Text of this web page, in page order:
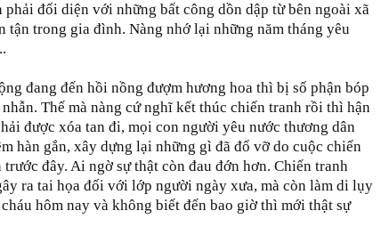
phải đối diện với những bất công dồn dập từ bên ngoài xã
tận trong gia đình. Nàng nhớ lại những năm tháng yêu
đang đến hồi nồng đượm hương hoa thì bị số phận bóp
Thế mà nàng cứ nghĩ kết thúc chiến tranh rồi thì hận
được xóa tan đi, mọi con người yêu nước thương dân
hàn gắn, xây dựng lại những gì đã đổ vỡ do cuộc chiến
trước đây. Ai ngờ sự thật còn đau đớn hơn. Chiến tranh
ra tai họa đối với lớp người ngày xưa, mà còn làm di lụy
hôm nay và không biết đến bao giờ thì mới thật sự